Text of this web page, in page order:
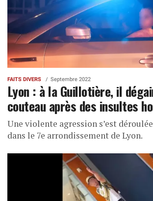
FAITS DIVERS Septembre 2022
Lyon : à la Guillotière, il
couteau après des insultes
Une violente agression s’est
dans le 7e arrondissement de Lyon.